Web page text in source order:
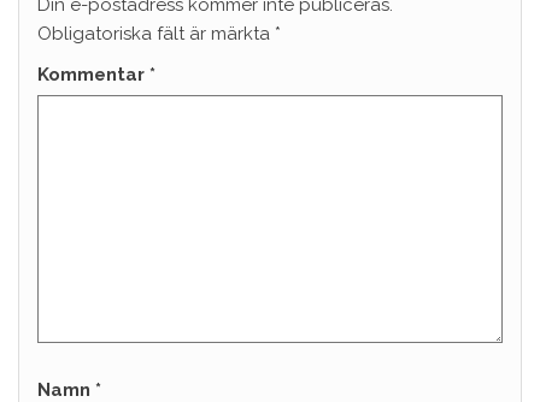
Obligatoriska fält är märkta *
Kommentar *
Namn *